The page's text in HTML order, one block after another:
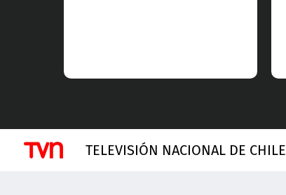
TELEVISIÓN NACIONAL DE CHILE